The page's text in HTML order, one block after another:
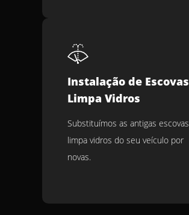
Instalação de Escovas
Limpa Vidros
Substituímos as antigas escovas
limpa vidros do seu veículo por
novas.